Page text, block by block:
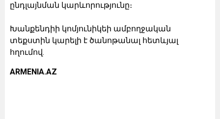
ընդլայնման կարևորությունը։
Խանքենդիի կոմյունիկեի ամբողջական
տեքստին կարելի է ծանոթանալ հետևյալ
հղումով.
ARMENIA.AZ